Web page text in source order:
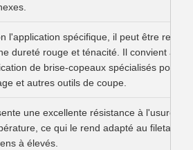
l'application spécifique, il peut être
dureté rouge et ténacité. Il convient à
de brise-copeaux spécialisés pour
et autres outils de coupe.
une excellente résistance à l'usure et
ce qui le rend adapté au filetage
à élevés.